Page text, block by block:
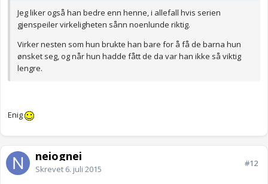
Jeg liker også han bedre enn henne, i allefall hvis serien
gjenspeiler virkeligheten sånn noenlunde riktig.
Virker nesten som hun brukte han bare for å få de barna hun
ønsket seg, og når hun hadde fått de da var han ikke så viktig
lengre.
Enig
neiognei
Skrevet 6. juli 2015
#12